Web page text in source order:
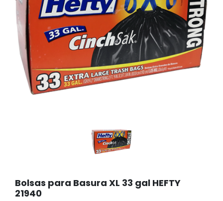
Bolsas para Basura XL 33 gal HEFTY
21940